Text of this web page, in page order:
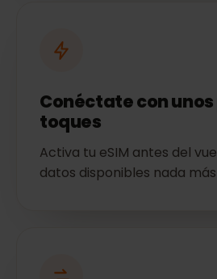
Conéctate con
toques
Activa tu eSIM antes del
datos disponibles nada